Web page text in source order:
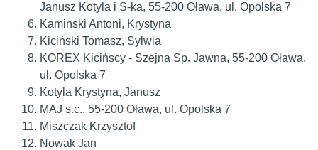
Janusz Kotyla i S-ka, 55-200 Oława, ul. Opolska 7
Kaminski Antoni, Krystyna
Kiciński Tomasz, Sylwia
KOREX Kicińscy - Szejna Sp. Jawna, 55-200 Oława,
ul. Opolska 7
Kotyla Krystyna, Janusz
MAJ s.c., 55-200 Oława, ul. Opolska 7
Miszczak Krzysztof
Nowak Jan